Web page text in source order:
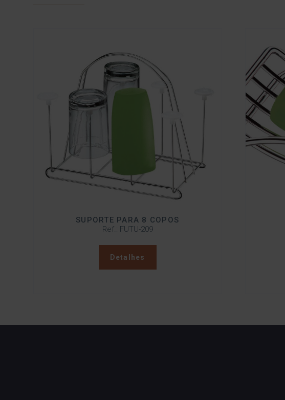
SUPORTE PARA 8 COPOS
Ref.: FUTU-209
Detalhes